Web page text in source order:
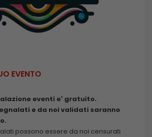
EVENTO
eventi e' gratuito.
e da noi validati saranno
possono essere da noi censurati